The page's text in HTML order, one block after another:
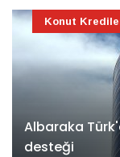
Albaraka
desteği
Konut